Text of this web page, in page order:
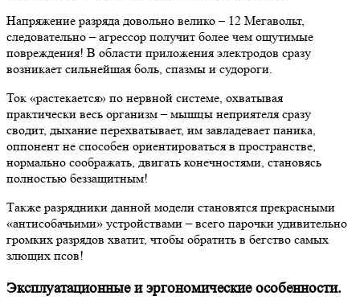
Напряжение разряда довольно велико – 12 Мегавольт,
следовательно – агрессор получит более чем ощутимые
повреждения! В области приложения электродов сразу
возникает сильнейшая боль, спазмы и судороги.
Ток «растекается» по нервной системе, охватывая
практически весь организм – мышцы неприятеля сразу
сводит, дыхание перехватывает, им завладевает паника,
оппонент не способен ориентироваться в пространстве,
нормально соображать, двигать конечностями, становясь
полностью беззащитным!
Также разрядники данной модели становятся прекрасными
«антисобачьими» устройствами – всего парочки удивительно
громких разрядов хватит, чтобы обратить в бегство самых
злющих псов!
Эксплуатационные и эргономические особенности.